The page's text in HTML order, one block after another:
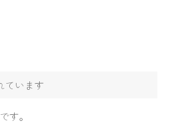
ています
す。